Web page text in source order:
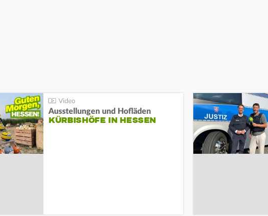
Ausstellungen und Hofläden
KÜRBISHÖFE IN HESSEN